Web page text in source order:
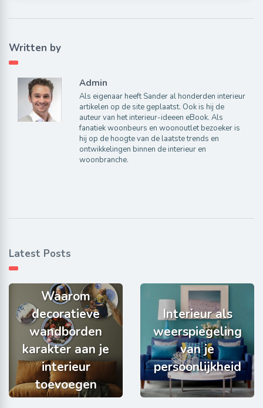
Written by
Admin
Als eigenaar heeft Sander al honderden interieur
artikelen op de site geplaatst. Ook is hij de
auteur van het interieur-ideeen eBook. Als
fanatiek woonbeurs en woonoutlet bezoeker is
hij op de hoogte van de laatste trends en
ontwikkelingen binnen de interieur en
woonbranche.
Latest Posts
Waarom
decoratieve
wandborden
karakter aan je
interieur
toevoegen
Interieur als
weerspiegeling
van je
persoonlijkheid